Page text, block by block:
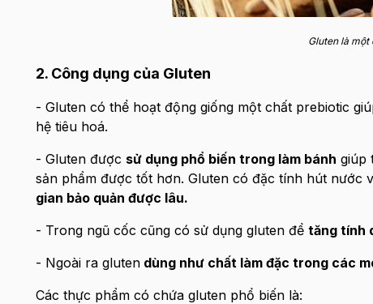
Gluten là
2. Công dụng của Gluten
- Gluten có thể hoạt động giống một chất prebiotic
hệ tiêu hoá.
- Gluten được sử dụng phổ biến trong làm bánh giúp
sản phẩm được tốt hơn. Gluten có đặc tính hút nước
gian bảo quản được lâu.
- Trong ngũ cốc cũng có sử dụng gluten để tăng tính
- Ngoài ra glutendùng như chất làm đặc trong các
Các thực phẩm có chứa gluten phổ biến là: